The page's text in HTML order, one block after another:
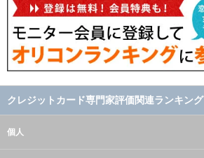
クレジットカード専門家評価関連ランキング
個人